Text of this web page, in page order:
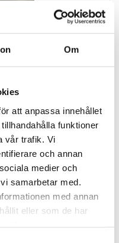
Om
att anpassa innehållet
funktioner
vår trafik. Vi
och annan
medier och
samarbetar med.
med annan
eller som de har
93 multimetrar
kr
& Magnetfix
överallt!